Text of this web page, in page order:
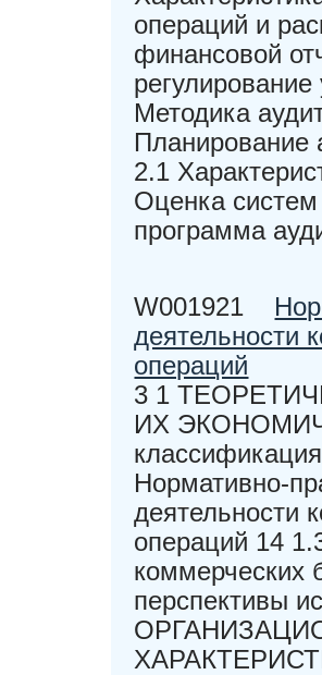
операций и
финансовой
Методика
Планирование
2.1
Оценка систем
программа
W001921
деятельности
операций
3 1
ИХ
Нормативно-
деятельности
операций 14
коммерческих
перспективы